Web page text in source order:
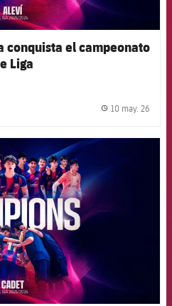
conquista el campeonato
Liga
10 may. 26
FCB Barcelona badge